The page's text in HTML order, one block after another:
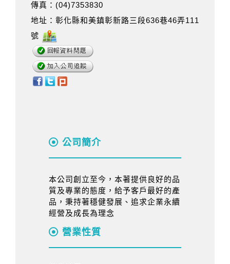
傳真：(04)7353830
地址：彰化縣和美鎮彰新路三段636巷46弄111
號
公司簡介
本公司創立至今，本著提供良好的品
質及專業的態度，給予客戶最好的產
品，秉持著穩健發展、追求企業永續
經營及成長為理念
營業性質